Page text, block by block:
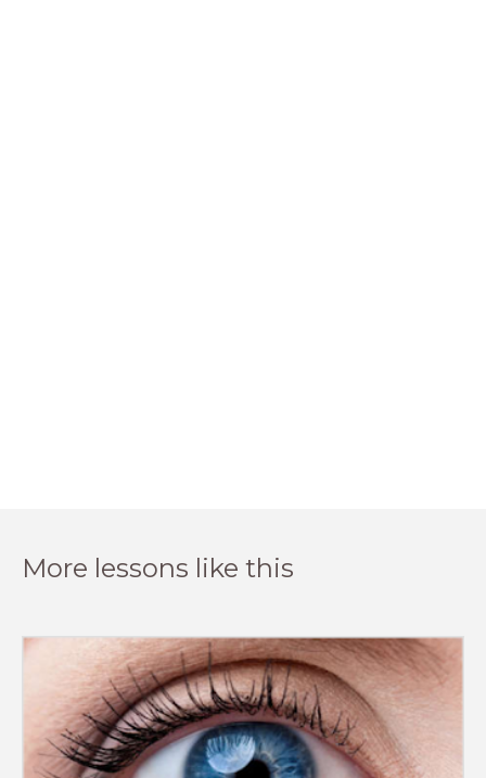
More lessons like this